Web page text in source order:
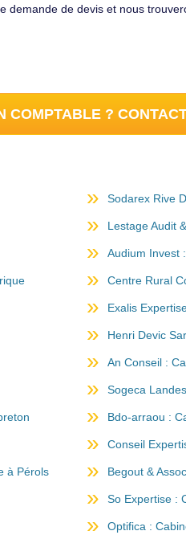
de devis et nous
COMPTABLE ?
Sodarex Rive
Lestage Audit
Audium Invest
Centre Rural
Exalis
Henri Devic
An Conseil :
Sogeca
Bdo-arraou :
Conseil
à Pérols Begout &
So Expertise :
Optifica :